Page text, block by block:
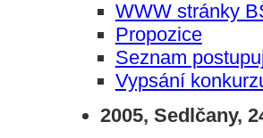
WWW stránky
Propozice
Seznam
Vypsání
2005, Sedlčany,